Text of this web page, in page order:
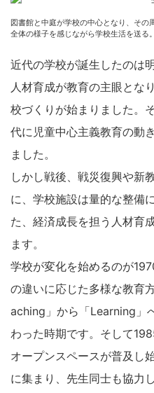
図書館と中庭が学校の中心となり、そ
全体の様子を感じながら学校生活を送る。
近代の学校が誕生したのは
人材育成が教育の主眼とな
校づくりが始まりました。
代に児童中心主義教育の動
ました。
しかし戦後、戦災復興や新
に、学校施設は量的な整備
た、経済成長を担う人材育
ます。
学校が変化を始めるのが
の違いに応じた多様な教育
aching」から「Learning」
わった時期です。そして
オープンスペースが普及し
に集まり、先生同士も協力